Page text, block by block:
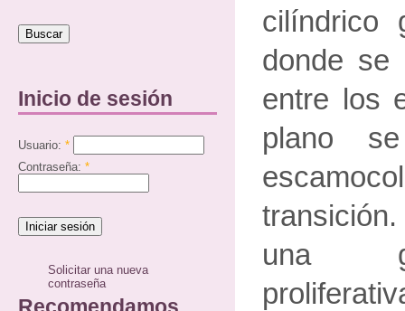
Inicio de sesión
Usuario: *
Contraseña: *
Solicitar una nueva
contraseña
cilíndrico
donde se
entre los
plano
una